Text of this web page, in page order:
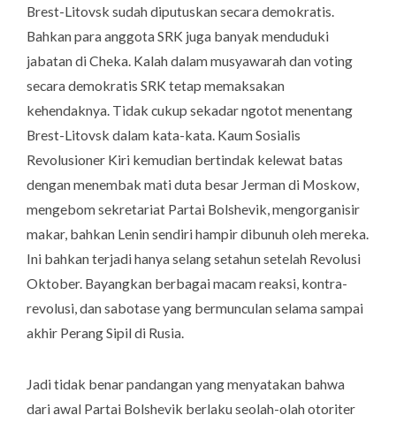
Brest-Litovsk sudah diputuskan secara demokratis.
Bahkan para anggota SRK juga banyak menduduki
jabatan di Cheka. Kalah dalam musyawarah dan voting
secara demokratis SRK tetap memaksakan
kehendaknya. Tidak cukup sekadar ngotot menentang
Brest-Litovsk dalam kata-kata. Kaum Sosialis
Revolusioner Kiri kemudian bertindak kelewat batas
dengan menembak mati duta besar Jerman di Moskow,
mengebom sekretariat Partai Bolshevik, mengorganisir
makar, bahkan Lenin sendiri hampir dibunuh oleh mereka.
Ini bahkan terjadi hanya selang setahun setelah Revolusi
Oktober. Bayangkan berbagai macam reaksi, kontra-
revolusi, dan sabotase yang bermunculan selama sampai
akhir Perang Sipil di Rusia.
Jadi tidak benar pandangan yang menyatakan bahwa
dari awal Partai Bolshevik berlaku seolah-olah otoriter